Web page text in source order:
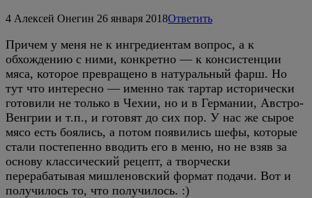
4 Алексей Онегин 26 января 2018Ответить
Причем у меня не к ингредиентам вопрос, а к
обхождению с ними, конкретно — к консистенции
мяса, которое превращено в натуральный фарш. Но
тут что интересно — именно так тартар исторически
готовили не только в Чехии, но и в Германии, Австро-
Венгрии и т.п., и готовят до сих пор. У нас же сырое
мясо есть боялись, а потом появились шефы, которые
стали постепенно вводить его в меню, но не взяв за
основу классический рецепт, а творчески
перерабатывая мишленовский формат подачи. Вот и
получилось то, что получилось. :)